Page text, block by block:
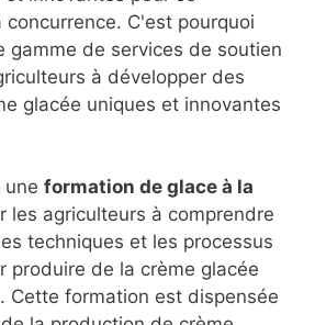
C'est pourquoi
gamme de services de soutien
à développer des
glacée uniques et innovantes
une formation de glace à la
les agriculteurs à comprendre
techniques et les processus
produire de la crème glacée
Cette formation est dispensée